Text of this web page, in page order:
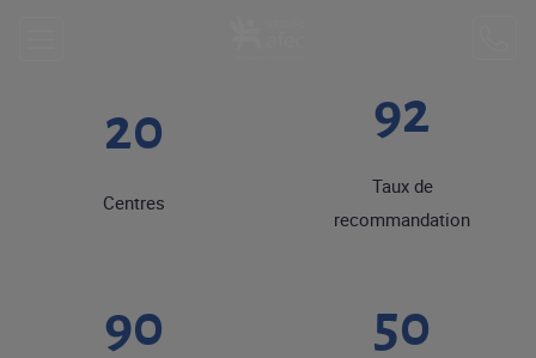
20
Centres
92
Taux de
recommandation
90 50